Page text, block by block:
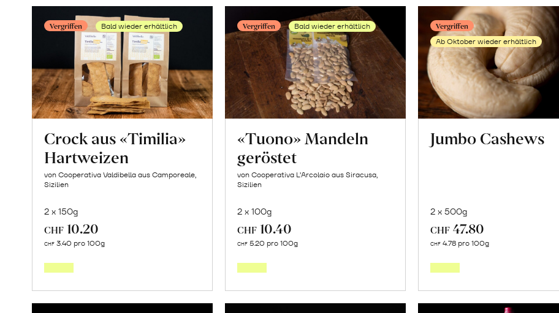
Vergriffen Bald wieder erhältlich
Crock aus «Timilia»
Hartweizen
von Cooperativa Valdibella aus Camporeale,
Sizilien
2 x 150g
CHF 10.20
CHF 3.40 pro 100g
aus
Vergriffen Bald wieder erhältlich
«Tuono» Mandeln
geröstet
von Cooperativa L’Arcolaio aus Siracusa,
Sizilien
2 x 100g
CHF 10.40
CHF 5.20 pro 100g
Mandeln
Vergriffen
Ab Oktober wieder erhältlich
Jumbo Cashews
2 x 500g
CHF 47.80
CHF 4.78 pro 100g
Cashews